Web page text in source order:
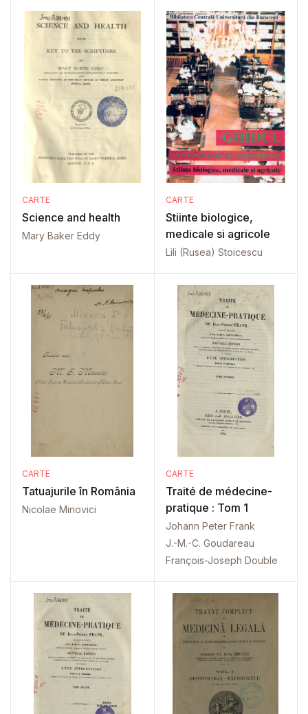
CARTE
Science and health
Mary Baker Eddy
CARTE
Stiinte biologice,
medicale si agricole
Lili (Rusea) Stoicescu
CARTE
Tatuajurile în România
Nicolae Minovici
CARTE
Traité de médecine-
pratique : Tom 1
Johann Peter Frank
J.-M.-C. Goudareau
François-Joseph Double